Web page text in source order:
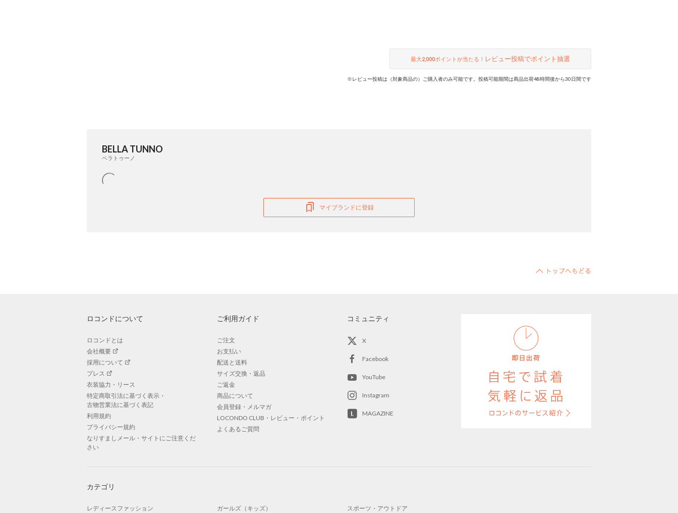
最大2,000ポイントが当たる！ レビュー投稿でポイント抽選
※レビュー投稿は（対象商品の）ご購入者のみ可能です。投稿可能期間は商品出荷48時間後から30日間です
BELLA TUNNO
ベラトゥーノ
マイブランドに登録
ロコンドについて
ロコンドとは
会社概要
採用について
プレス
衣装協力・リース
特定商取引法に基づく表示・
古物営業法に基づく表記
利用規約
プライバシー規約
なりすましメール・サイトにご注意くだ
さい
ご利用ガイド
ご注文
お支払い
配送と送料
サイズ交換・返品
ご返金
商品について
会員登録・メルマガ
LOCONDO CLUB・レビュー・ポイント
よくあるご質問
コミュニティ
X
Facebook
YouTube
Instagram
MAGAZINE
カテゴリ
レディースファッション ガールズ（キッズ） スポーツ・アウトドア